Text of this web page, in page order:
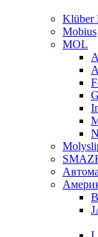
Klüber
Mobius
MOL